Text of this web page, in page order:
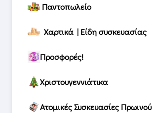
Παντοπωλείο
Χαρτικά | Είδη συσκευασίας
Προσφορές!
Χριστουγεννιάτικα
Ατομικές Συσκευασίες Πρωινού